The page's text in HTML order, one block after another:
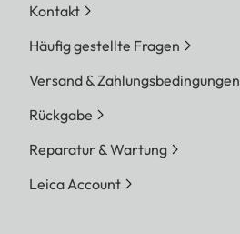
Kontakt
Häufig gestellte Fragen
Versand & Zahlungsbedingungen
Rückgabe
Reparatur & Wartung
Leica Account